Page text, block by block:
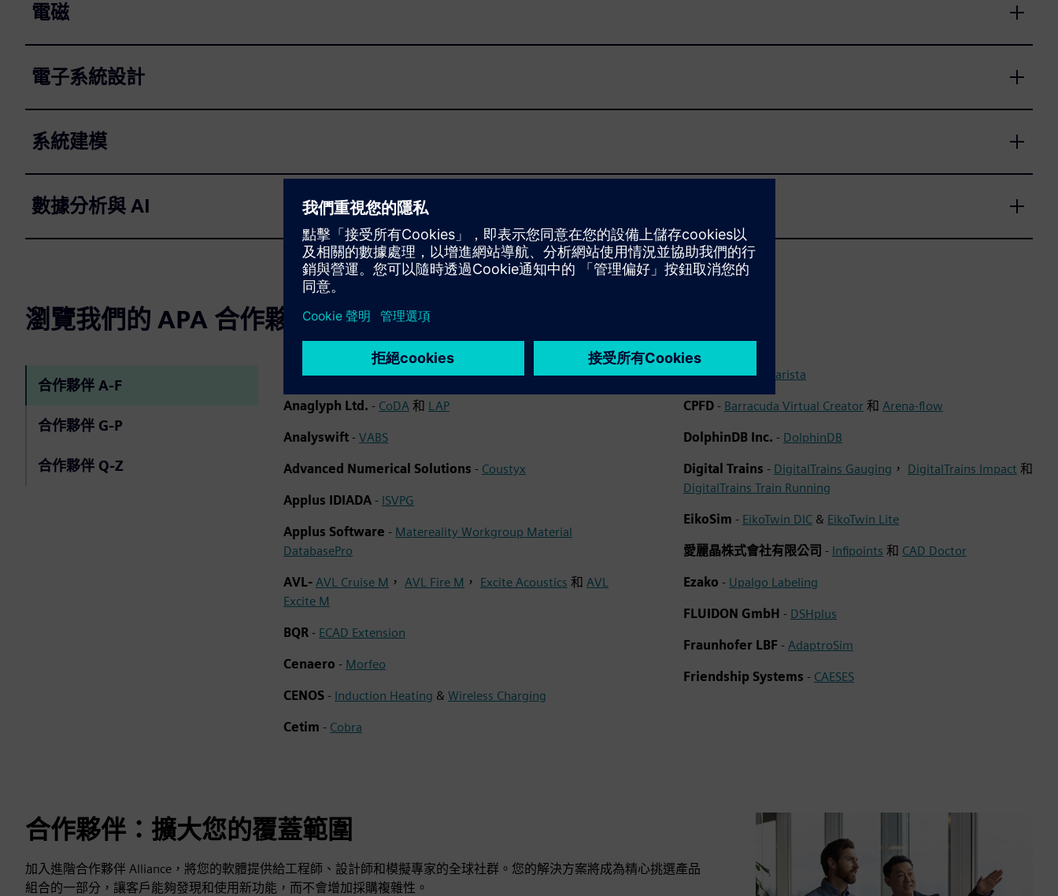
電磁
電子系統設計
系統建模
數據分析與 AI
瀏覽我們的 APA 合作夥伴
合作夥伴 A-F
合作夥伴 G-P
合作夥伴 Q-Z
AmdoSoft-AmdoSoft/b4
Anaglyph Ltd. - CoDA 和 LAP
Analyswift - VABS
Advanced Numerical Solutions - Coustyx
Applus IDIADA - ISVPG
Applus Software - Matereality Workgroup Material
DatabasePro
AVL- AVL Cruise M ， AVL Fire M ， Excite Acoustics 和 AVL
Excite M
BQR - ECAD Extension
Cenaero - Morfeo
CENOS - Induction Heating & Wireless Charging
Cetim - Cobra
Clarista Inc. Clarista
CPFD - Barracuda Virtual Creator 和 Arena-flow
DolphinDB Inc. - DolphinDB
Digital Trains - DigitalTrains Gauging ， DigitalTrains Impact 和
DigitalTrains Train Running
EikoSim - EikoTwin DIC & EikoTwin Lite
愛麗晶株式會社有限公司 - Infipoints 和 CAD Doctor
Ezako - Upalgo Labeling
FLUIDON GmbH - DSHplus
Fraunhofer LBF - AdaptroSim
Friendship Systems - CAESES
合作夥伴：擴大您的覆蓋範圍
加入進階合作夥伴 Alliance，將您的軟體提供給工程師、設計師和模擬專家的全球社群。您的解決方案將成為精心挑選產品
組合的一部分，讓客戶能夠發現和使用新功能，而不會增加採購複雜性。